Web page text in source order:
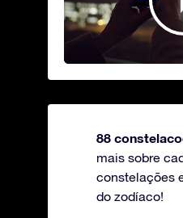
88
mais sobre
constelações
do zodíaco!